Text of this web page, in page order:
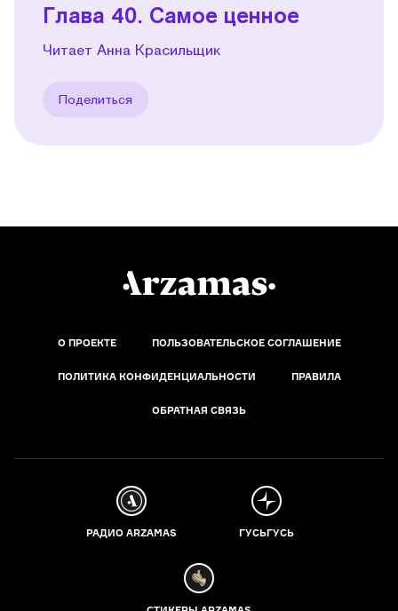
Глава 40. Самое ценное
Читает Анна Красильщик
Поделиться
О ПРОЕКТЕ ПОЛЬЗОВАТЕЛЬСКОЕ СОГЛАШЕНИЕ
ПОЛИТИКА КОНФИДЕНЦИАЛЬНОСТИ ПРАВИЛА
ОБРАТНАЯ СВЯЗЬ
РАДИО ARZAMAS ГУСЬГУСЬ